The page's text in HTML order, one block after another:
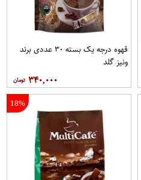
قهوه درجه یک بسته ۳۰ عددی برند
ونيز گلد
۳۴۰,۰۰۰
18%